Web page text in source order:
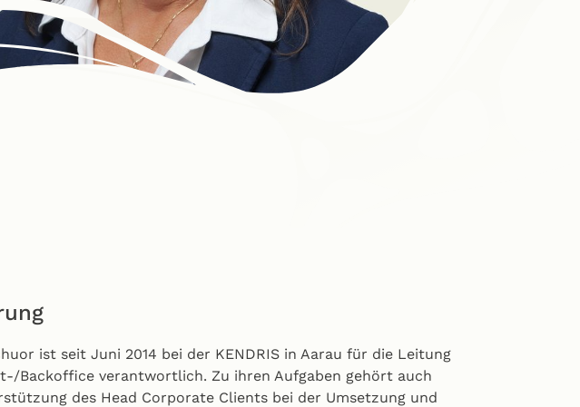
ist seit Juni 2014 bei der KENDRIS in Aarau für die Leitung
Backoffice verantwortlich. Zu ihren Aufgaben gehört auch
des Head Corporate Clients bei der Umsetzung und